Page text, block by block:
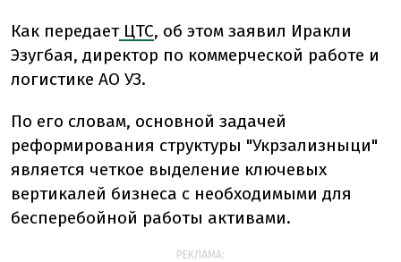
Как передаетЦТС, об этом заявил Иракли
Эзугбая, директор по коммерческой работе и
логистике АО УЗ.
По его словам, основной задачей
реформирования структуры "Укрзализныци"
является четкое выделение ключевых
вертикалей бизнеса с необходимыми для
бесперебойной работы активами.
РЕКЛАМА: